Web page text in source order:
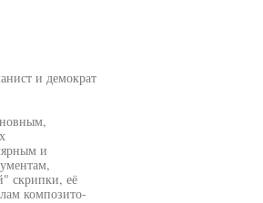
и демократ
и
скрипки, её
композито-